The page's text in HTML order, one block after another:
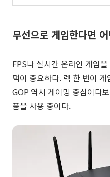
무선으로 게임한다면
FPS나 실시간 온라인 게임
택이 중요하다. 렉 한 번이
GOP 역시 게이밍 중심이다
품을 사용 중이다.